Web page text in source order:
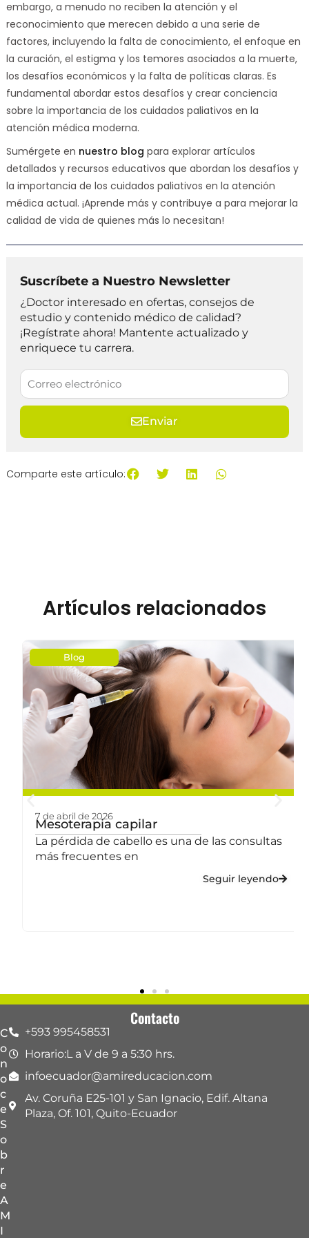
embargo, a menudo no reciben la atención y el
reconocimiento que merecen debido a una serie de
factores, incluyendo la falta de conocimiento, el enfoque en
la curación, el estigma y los temores asociados a la muerte,
los desafíos económicos y la falta de políticas claras. Es
fundamental abordar estos desafíos y crear conciencia
sobre la importancia de los cuidados paliativos en la
atención médica moderna.
Sumérgete en nuestro blog para explorar artículos
detallados y recursos educativos que abordan los desafíos y
la importancia de los cuidados paliativos en la atención
médica actual. ¡Aprende más y contribuye a para mejorar la
calidad de vida de quienes más lo necesitan!
Suscríbete a Nuestro Newsletter
¿Doctor interesado en ofertas, consejos de
estudio y contenido médico de calidad?
¡Regístrate ahora! Mantente actualizado y
enriquece tu carrera.
Enviar
Comparte este artículo:
Artículos relacionados
Blog
7 de abril de 2026
Mesoterapia capilar
La pérdida de cabello es una de las consultas
más frecuentes en
Seguir leyendo
C
o
n
o
c
e
S
o
b
r
e
A
M
I
Contacto
+593 995458531
Horario:L a V de 9 a 5:30 hrs.
infoecuador@amireducacion.com
Av. Coruña E25-101 y San Ignacio, Edif. Altana
Plaza, Of. 101, Quito-Ecuador